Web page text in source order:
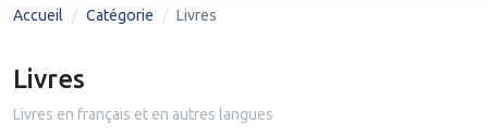
Accueil Catégorie Livres
Livres
Livres en français et en autres langues